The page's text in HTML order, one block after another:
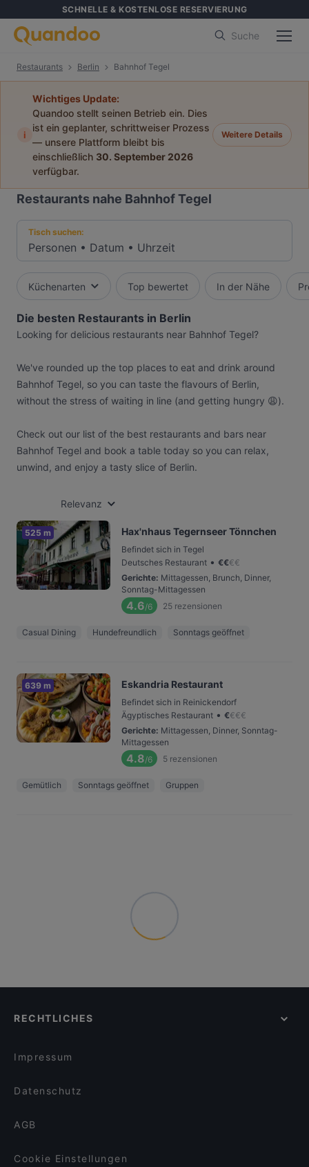
SCHNELLE & KOSTENLOSE RESERVIERUNG
Suche
Restaurants Berlin Bahnhof Tegel
i
Wichtiges Update:
Quandoo stellt seinen Betrieb ein. Dies
ist ein geplanter, schrittweiser Prozess
— unsere Plattform bleibt bis
einschließlich 30. September 2026
verfügbar.
Weitere Details
Restaurants nahe Bahnhof Tegel
Tisch suchen:
Personen • Datum • Uhrzeit
Küchenarten Top bewertet In der Nähe
Die besten Restaurants in Berlin
Looking for delicious restaurants near Bahnhof Tegel?
We've rounded up the top places to eat and drink around
Bahnhof Tegel, so you can taste the flavours of Berlin,
without the stress of waiting in line (and getting hungry 😩).
Check out our list of the best restaurants and bars near
Bahnhof Tegel and book a table today so you can relax,
unwind, and enjoy a tasty slice of Berlin.
Relevanz
525 m Hax'nhaus Tegernseer Tönnchen
Befindet sich in Tegel
Deutsches Restaurant • €€€€
Gerichte: Mittagessen, Brunch, Dinner,
Sonntag-Mittagessen
4.6/6 25 rezensionen
Casual Dining Hundefreundlich Sonntags geöffnet
639 m Eskandria Restaurant
Befindet sich in Reinickendorf
Ägyptisches Restaurant • €€€€
Gerichte: Mittagessen, Dinner, Sonntag-
Mittagessen
4.8/6 5 rezensionen
Gemütlich Sonntags geöffnet Gruppen
RECHTLICHES
Impressum
Datenschutz
AGB
Cookie Einstellungen